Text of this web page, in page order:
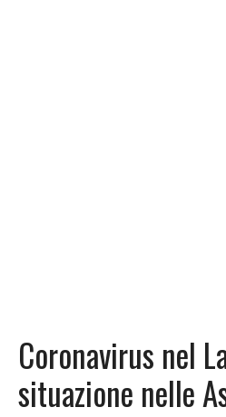
Coronavirus nel
situazione nelle